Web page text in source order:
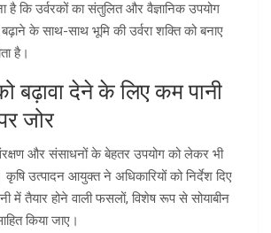
है कि उर्वरकों का संतुलित और वैज्ञानिक उपयोग
के साथ-साथ भूमि की उर्वरा शक्ति को बनाए
है।
बढ़ावा देने के लिए कम पानी
जोर
और संसाधनों के बेहतर उपयोग को लेकर भी
कृषि उत्पादन आयुक्त ने अधिकारियों को निर्देश दिए
में तैयार होने वाली फसलों, विशेष रूप से सोयाबीन
किया जाए।